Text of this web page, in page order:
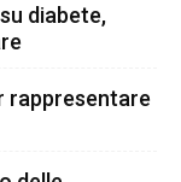
diabete,
rappresentare